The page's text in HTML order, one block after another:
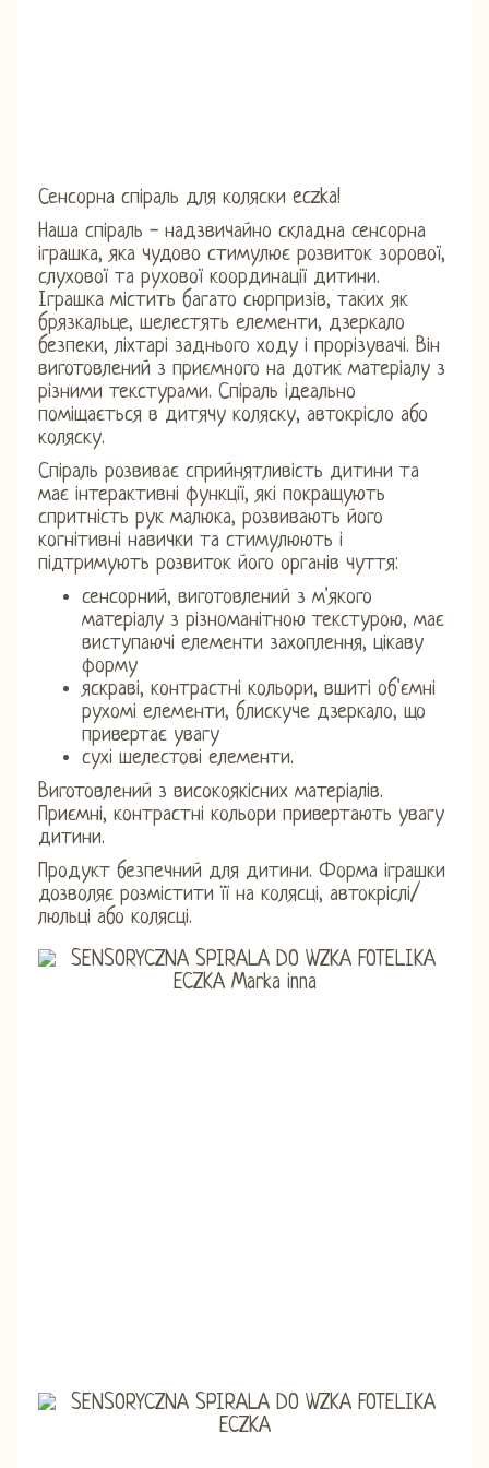
Сенсорна спіраль для коляски eczka!
Наша спіраль - надзвичайно складна сенсорна
іграшка, яка чудово стимулює розвиток зорової,
слухової та рухової координації дитини.
Іграшка містить багато сюрпризів, таких як
брязкальце, шелестять елементи, дзеркало
безпеки, ліхтарі заднього ходу і прорізувачі. Він
виготовлений з приємного на дотик матеріалу з
різними текстурами. Спіраль ідеально
поміщається в дитячу коляску, автокрісло або
коляску.
Спіраль розвиває сприйнятливість дитини та
має інтерактивні функції, які покращують
спритність рук малюка, розвивають його
когнітивні навички та стимулюють і
підтримують розвиток його органів чуття:
сенсорний, виготовлений з м'якого
матеріалу з різноманітною текстурою, має
виступаючі елементи захоплення, цікаву
форму
яскраві, контрастні кольори, вшиті об'ємні
рухомі елементи, блискуче дзеркало, що
привертає увагу
сухі шелестові елементи.
Виготовлений з високоякісних матеріалів.
Приємні, контрастні кольори привертають увагу
дитини.
Продукт безпечний для дитини. Форма іграшки
дозволяє розмістити її на колясці, автокріслі/
люльці або колясці.